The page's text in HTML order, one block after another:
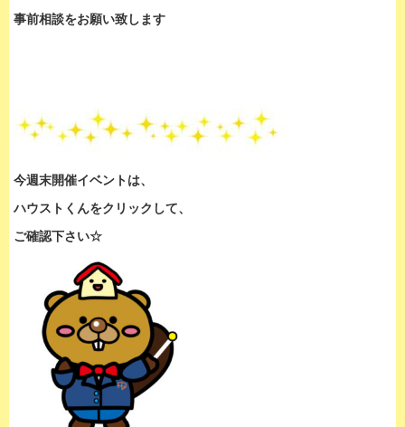
事前相談をお願い致します
今週末開催イベントは、
ハウストくんをクリックして、
ご確認下さい☆